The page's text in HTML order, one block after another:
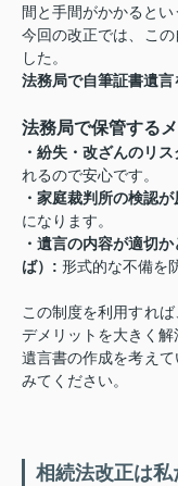
間と手間がかかるとい
今回の改正では、こ
した。
法務局で自筆証書遺言
法務局で保管する
・紛失・改ざんのリ
れるので安心です。
・家庭裁判所の検認
になります。
・遺言の内容が適切
ば）: 形式的な不備を
この制度を利用すれ
デメリットを大きく解
遺言書の作成を考え
みてください。
相続法改正は私